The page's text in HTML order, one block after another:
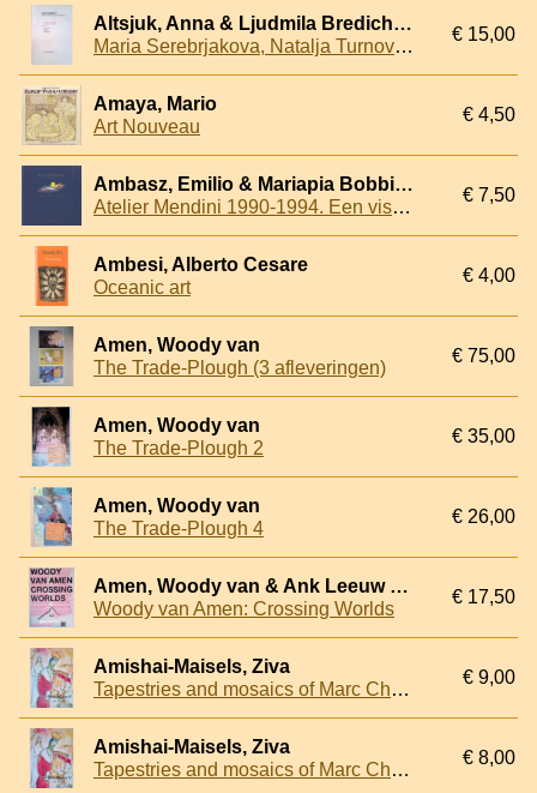
Altsjuk, Anna & Ljudmila Bredichina - and others
Maria Serebrjakova, Natalja Turnova, Larisa Rezun-Zvezdotsjotova: een kip is geen vogel = a chicken is no bird
€ 15,00
Amaya, Mario
Art Nouveau
€ 4,50
Ambasz, Emilio & Mariapia Bobbioni & Stefano Casciani
Atelier Mendini 1990-1994. Een visuele utopie
€ 7,50
Ambesi, Alberto Cesare
Oceanic art
€ 4,00
Amen, Woody van
The Trade-Plough (3 afleveringen)
€ 75,00
Amen, Woody van
The Trade-Plough 2
€ 35,00
Amen, Woody van
The Trade-Plough 4
€ 26,00
Amen, Woody van & Ank Leeuw Marcar & Karel Martens
Woody van Amen: Crossing Worlds
€ 17,50
Amishai-Maisels, Ziva
Tapestries and mosaics of Marc Chagall at the Knesset
€ 9,00
Amishai-Maisels, Ziva
Tapestries and mosaics of Marc Chagall at the Knesset
€ 8,00